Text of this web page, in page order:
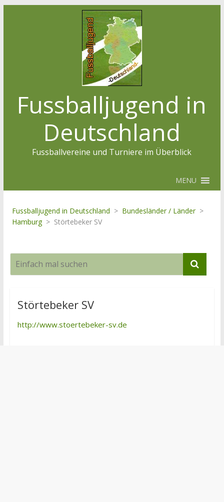
Fussballjugend in
Deutschland
Fussballvereine und Turniere im Überblick
MENU
Fussballjugend in Deutschland > Bundesländer / Länder >
Hamburg > Störtebeker SV
Störtebeker SV
http://www.stoertebeker-sv.de